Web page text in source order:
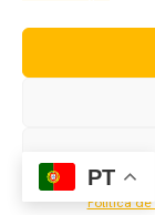
Política de
“Ele Vem à
prejudicado por
críticos e odiado
pela
Quando outra
fenómenos
PT